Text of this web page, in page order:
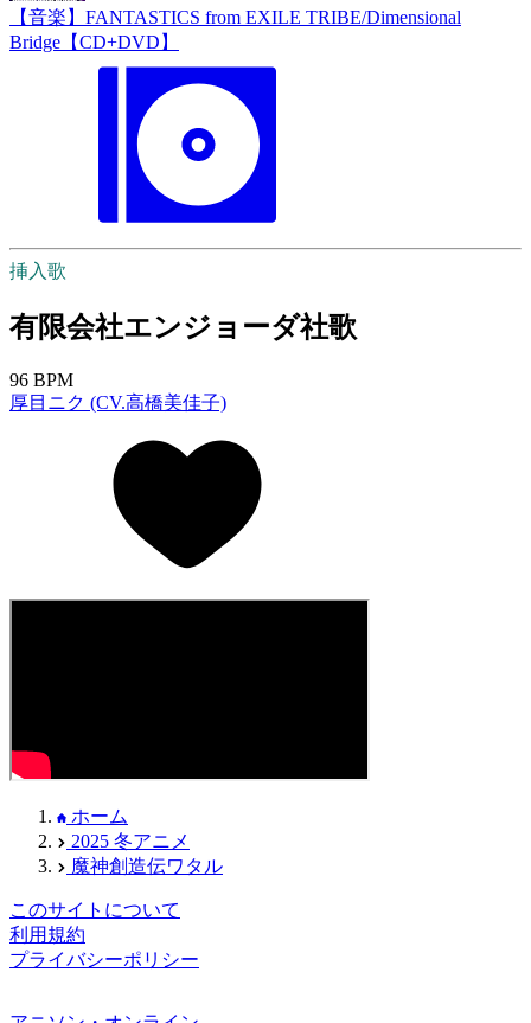
【音楽】FANTASTICS from EXILE TRIBE/Dimensional
Bridge【CD+DVD】
挿入歌
有限会社エンジョーダ社歌
96 BPM
厚目ニク (CV.高橋美佳子)
ホーム
2025 冬アニメ
魔神創造伝ワタル
このサイトについて
利用規約
プライバシーポリシー